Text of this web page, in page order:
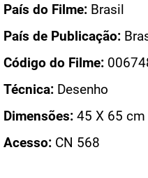
País do Filme: Brasil
País de Publicação:
Código do Filme:
Técnica: Desenho
Dimensões: 45 X 65 cm
Acesso: CN 568